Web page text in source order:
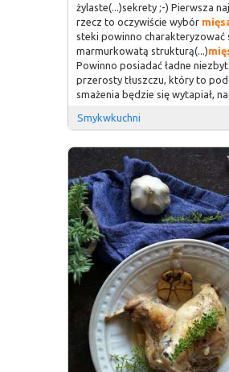
żylaste(...)sekrety ;-) Pierwsza
rzecz to oczywiście wybór
steki powinno charakteryzować
marmurkowatą strukturą(...)
Powinno posiadać ładne
przerosty tłuszczu, który to
smażenia będzie się wytapiał,
Smykwkuchni